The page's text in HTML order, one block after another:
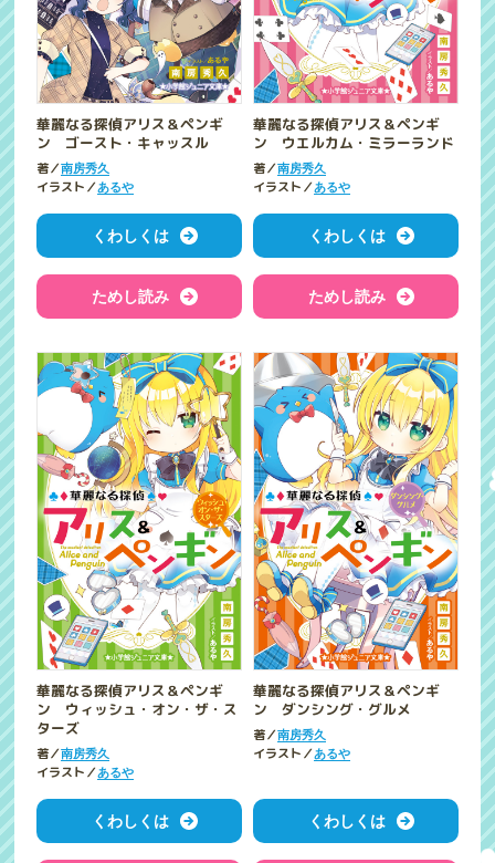
華麗なる探偵アリス＆ペンギ
ン ゴースト・キャッスル
著／南房秀久
イラスト／あるや
くわしくは
ためし読み
華麗なる探偵アリス＆ペンギ
ン ウエルカム・ミラーランド
著／南房秀久
イラスト／あるや
くわしくは
ためし読み
華麗なる探偵アリス＆ペンギ
ン ウィッシュ・オン・ザ・ス
ターズ
著／南房秀久
イラスト／あるや
くわしくは
華麗なる探偵アリス＆ペンギ
ン ダンシング・グルメ
著／南房秀久
イラスト／あるや
くわしくは